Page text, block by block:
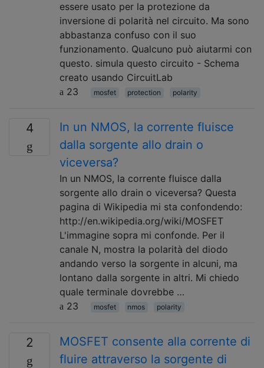
essere usato per la protezione da
inversione di polarità nel circuito. Ma sono
abbastanza confuso con il suo
funzionamento. Qualcuno può aiutarmi con
questo. simula questo circuito - Schema
creato usando CircuitLab
23
mosfet protection polarity
4
In un NMOS, la corrente fluisce
dalla sorgente allo drain o
viceversa?
In un NMOS, la corrente fluisce dalla
sorgente allo drain o viceversa? Questa
pagina di Wikipedia mi sta confondendo:
http://en.wikipedia.org/wiki/MOSFET
L'immagine sopra mi confonde. Per il
canale N, mostra la polarità del diodo
andando verso la sorgente in alcuni, ma
lontano dalla sorgente in altri. Mi chiedo
quale terminale dovrebbe …
23
mosfet nmos polarity
2
MOSFET consente alla corrente di
fluire attraverso la sorgente di